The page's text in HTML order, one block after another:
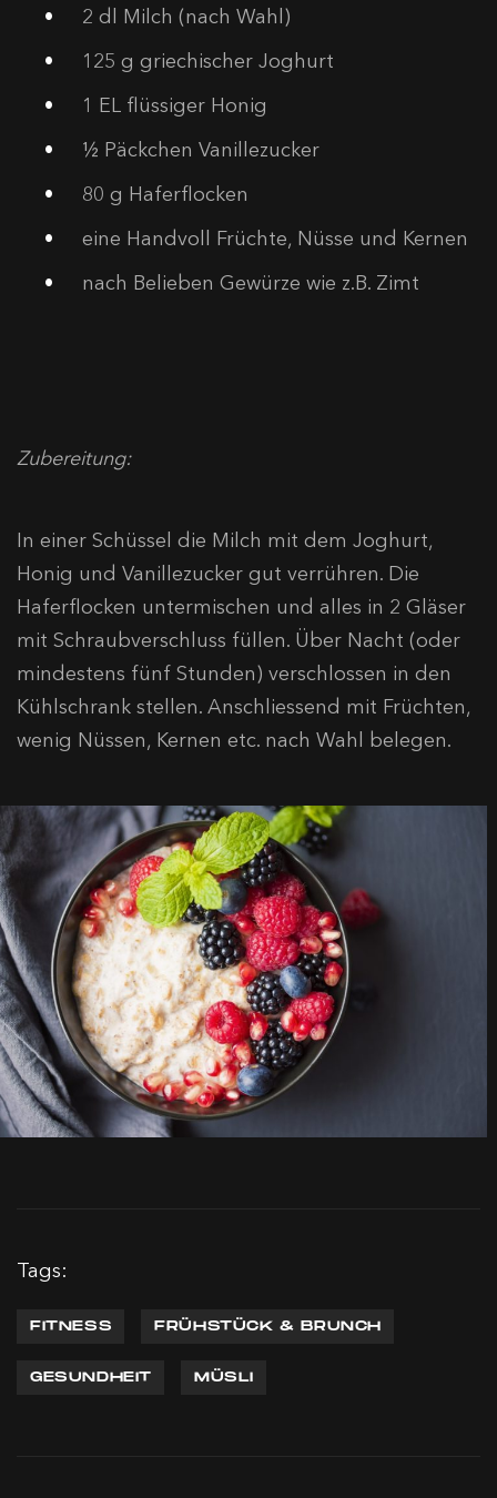
2 dl Milch (nach Wahl)
125 g griechischer Joghurt
1 EL flüssiger Honig
½ Päckchen Vanillezucker
80 g Haferflocken
eine Handvoll Früchte, Nüsse und Kernen
nach Belieben Gewürze wie z.B. Zimt
Zubereitung:
In einer Schüssel die Milch mit dem Joghurt,
Honig und Vanillezucker gut verrühren. Die
Haferflocken untermischen und alles in 2 Gläser
mit Schraubverschluss füllen. Über Nacht (oder
mindestens fünf Stunden) verschlossen in den
Kühlschrank stellen. Anschliessend mit Früchten,
wenig Nüssen, Kernen etc. nach Wahl belegen.
Tags:
FITNESS FRÜHSTÜCK & BRUNCH
GESUNDHEIT MÜSLI